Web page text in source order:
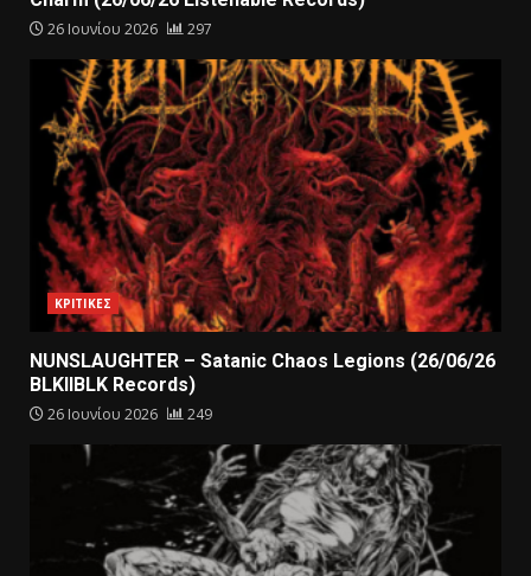
26 Ιουνίου 2026 297
ΚΡΙΤΙΚΕΣ
NUNSLAUGHTER – Satanic Chaos Legions (26/06/26
BLKIIBLK Records)
26 Ιουνίου 2026 249